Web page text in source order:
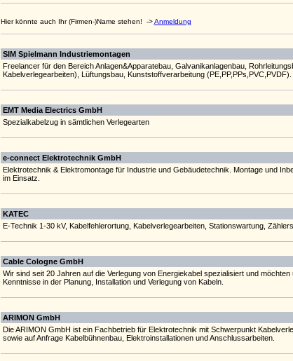
Hier könnte auch Ihr (Firmen-)Name stehen! ->Anmeldung
SIM Spielmann Industriemontagen
Freelancer für den Bereich Anlagen&Apparatebau, Galvanikanlagenbau,
Kabelverlegearbeiten), Lüftungsbau, Kunststoffverarbeitung (PE,PP,PPs,PVC,PVDF).
EMT Media Electrics GmbH
Spezialkabelzug in sämtlichen Verlegearten
e-connect Elektrotechnik GmbH
Elektrotechnik & Elektromontage für Industrie und Gebäudetechnik. Montage und
im Einsatz.
KATEC
E-Technik 1-30 kV, Kabelfehlerortung, Kabelverlegearbeiten, Stationswartung,
Cable Cologne GmbH
Wir sind seit 20 Jahren auf die Verlegung von Energiekabel spezialisiert und
Kenntnisse in der Planung, Installation und Verlegung von Kabeln.
ARIMON GmbH
Die ARIMON GmbH ist ein Fachbetrieb für Elektrotechnik mit Schwerpunkt
sowie auf Anfrage Kabelbühnenbau, Elektroinstallationen und Anschlussarbeiten.